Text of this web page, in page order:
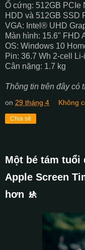
Ổ cứng: 512GB PCIe
HDD và 512GB SSD
VGA: Intel® UHD
Màn hình: 15.6" FHD
OS: Windows 10
Pin: 36.7 Wh 2-cell
Cân nặng: 1.7 kg
Thông tin trên đây có
on 29 tháng 4 Không
Chia sẻ
Một bé tám tuổi
Apple Screen
hơn 🚸